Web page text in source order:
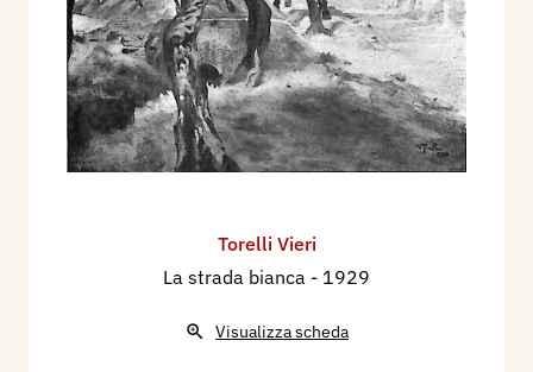
Torelli Vieri
La strada bianca - 1929
Visualizza scheda